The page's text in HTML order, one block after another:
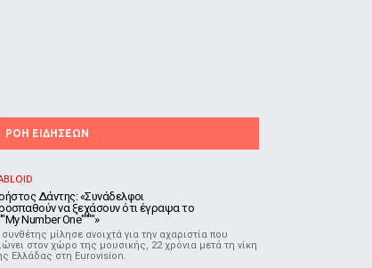
ΡΟΗ ΕΙΔΗΣΕΩΝ
Δάντης: «Συνάδελφοι
να ξεχάσουν ότι έγραψα το
Number One""""»
μίλησε ανοιχτά για την αχαριστία που
στον χώρο της μουσικής, 22 χρόνια μετά τη νίκη
Ελλάδας στη Eurovision.